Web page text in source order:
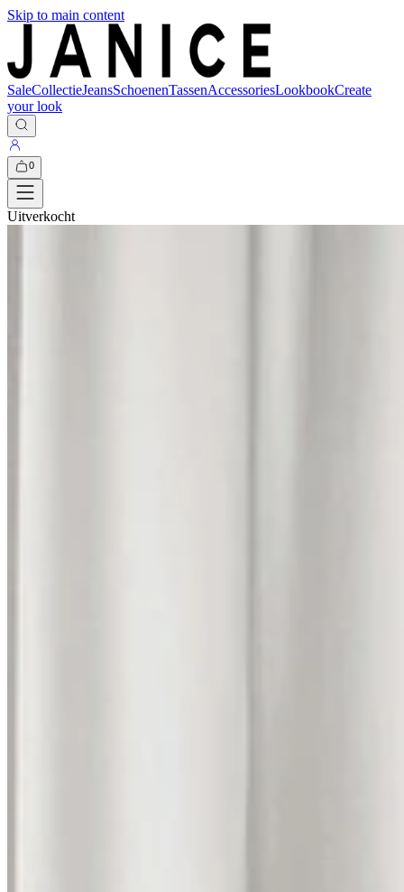
Skip to main content
SaleCollectieJeansSchoenenTassenAccessoriesLookbookCreate
your look
0
Uitverkocht